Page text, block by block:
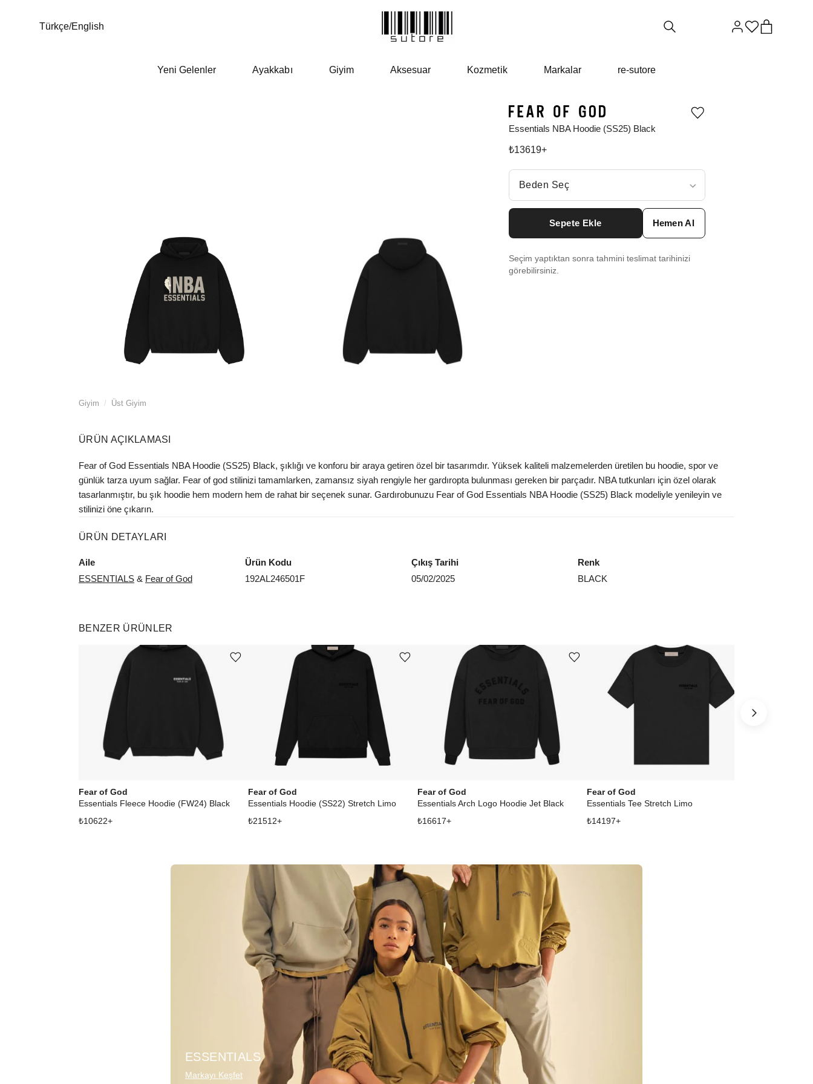
Türkçe/English
Yeni Gelenler Ayakkabı Giyim Aksesuar Kozmetik Markalar re-sutore
Giyim / Üst Giyim
Essentials NBA Hoodie (SS25) Black
Ürünü
çıkar
₺13619+
Beden Seç
Beden Seç
Size XXS ₺22117
Size S ₺13619
Sepete Ekle Hemen Al
Seçim yaptıktan sonra tahmini teslimat tarihinizi
görebilirsiniz.
ÜRÜN AÇIKLAMASI
Fear of God Essentials NBA Hoodie (SS25) Black, şıklığı ve konforu bir araya getiren özel bir tasarımdır. Yüksek kaliteli malzemelerden üretilen bu hoodie, spor ve
günlük tarza uyum sağlar. Fear of god stilinizi tamamlarken, zamansız siyah rengiyle her gardıropta bulunması gereken bir parçadır. NBA tutkunları için özel olarak
tasarlanmıştır, bu şık hoodie hem modern hem de rahat bir seçenek sunar. Gardırobunuzu Fear of God Essentials NBA Hoodie (SS25) Black modeliyle yenileyin ve
stilinizi öne çıkarın.
ÜRÜN DETAYLARI
Aile
ESSENTIALS & Fear of God
Ürün Kodu
192AL246501F
Çıkış Tarihi
05/02/2025
Renk
BLACK
BENZER ÜRÜNLER
Fear of God
Essentials Fleece Hoodie (FW24) Black
₺10622+
Ürünü istek listesine ekle veya listeden çıkar
Fear of God
Essentials Hoodie (SS22) Stretch Limo
₺21512+
Ürünü istek listesine ekle veya listeden çıkar
Fear of God
Essentials Arch Logo Hoodie Jet Black
₺16617+
Ürünü istek listesine ekle veya listeden çıkar
Fear of God
Essentials Tee Stretch Limo
₺14197+
ESSENTIALS
Markayı Keşfet